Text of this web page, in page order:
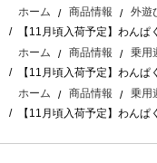
ホーム
商品情報 外遊
【11月頃入荷予定】わんぱ
ホーム
商品情報
乗用
【11月頃入荷予定】わんぱ
ホーム
商品情報 乗用
【11月頃入荷予定】わんぱ